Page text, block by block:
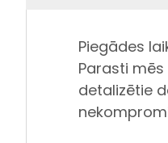
Piegādes
Parasti
detalizētie